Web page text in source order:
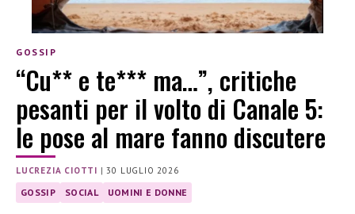
GOSSIP
“Cu** e te*** ma…”, critiche
pesanti per il volto di Canale 5:
le pose al mare fanno discutere
LUCREZIA CIOTTI |30 LUGLIO 2026
GOSSIP SOCIAL UOMINI E DONNE